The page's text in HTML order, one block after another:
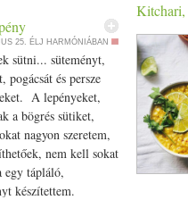
25. ÉLJ HARMÓNIÁBAN
sütni... süteményt,
pogácsát és persze
A lepényeket,
a bögrés sütiket,
nagyon szeretem,
nem kell sokat
tápláló,
készítettem.
Kitchari,